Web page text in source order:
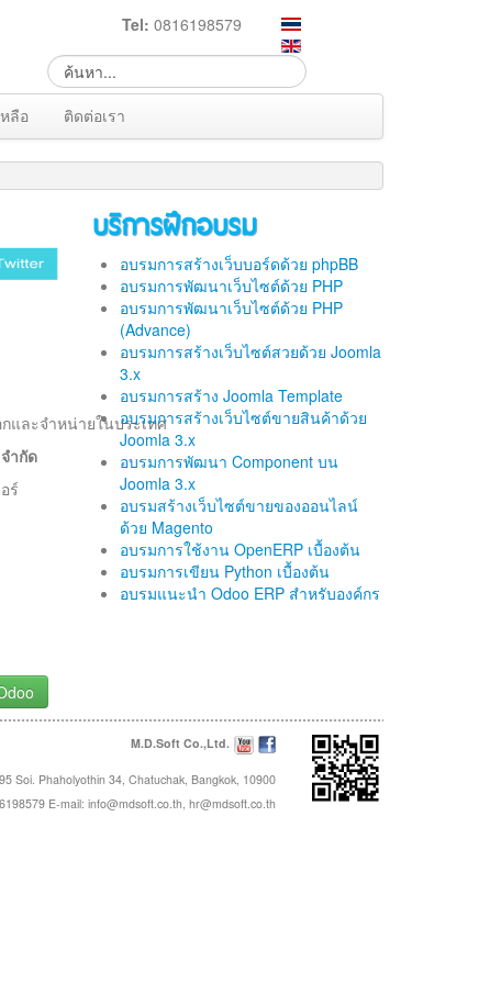
Tel: 0816198579
ลือ ติดต่อเรา
และจำหน่ายในประเทศ
ำกัด
ร์
บริการฝึกอบรม
อบรมการสร้างเว็บบอร์ดด้วย phpBB
อบรมการพัฒนาเว็บไซต์ด้วย PHP
อบรมการพัฒนาเว็บไซต์ด้วย PHP
(Advance)
อบรมการสร้างเว็บไซต์สวยด้วย Joomla
3.x
อบรมการสร้าง Joomla Template
อบรมการสร้างเว็บไซต์ขายสินค้าด้วย
Joomla 3.x
อบรมการพัฒนา Component บน
Joomla 3.x
อบรมสร้างเว็บไซต์ขายของออนไลน์
ด้วย Magento
อบรมการใช้งาน OpenERP เบื้องต้น
อบรมการเขียน Python เบื้องต้น
อบรมแนะนำ Odoo ERP สำหรับองค์กร
M.D.Soft Co.,Ltd.
Soi. Phaholyothin 34, Chatuchak, Bangkok, 10900
E-mail: info@mdsoft.co.th, hr@mdsoft.co.th